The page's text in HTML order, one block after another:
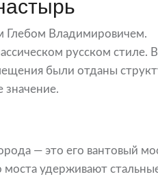
Глебом Владимировичем.
русском стиле.
были отданы
значение.
— это его вантовый
удерживают